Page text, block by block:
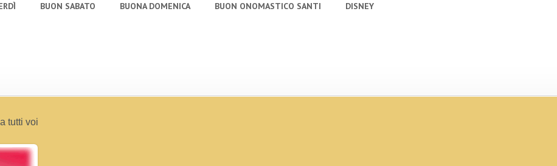
BUON SABATO BUONA DOMENICA BUON ONOMASTICO SANTI DISNEY
tutti voi